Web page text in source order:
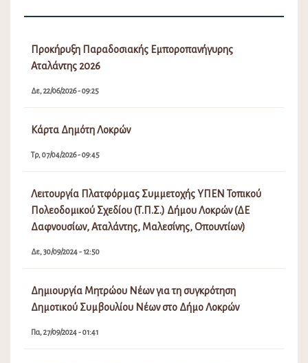
Προκήρυξη Παραδοσιακής Εμποροπανήγυρης
Αταλάντης 2026
Δε, 22/06/2026 - 09:25
Κάρτα Δημότη Λοκρών
Τρ, 07/04/2026 - 09:45
Λειτουργία Πλατφόρμας Συμμετοχής ΥΠΕΝ Τοπικού
Πολεοδομικού Σχεδίου (Τ.Π.Σ.) Δήμου Λοκρών (ΔΕ
Δαφνουσίων, Αταλάντης, Μαλεσίνης, Οπουντίων)
Δε, 30/09/2024 - 12:50
Δημιουργία Μητρώου Νέων για τη συγκρότηση
Δημοτικού Συμβουλίου Νέων στο Δήμο Λοκρών
Πα, 27/09/2024 - 01:41